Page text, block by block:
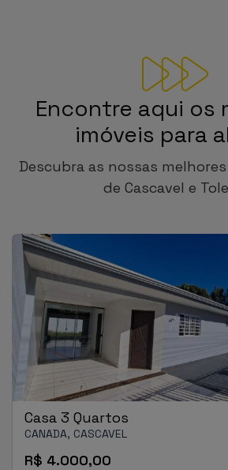
Encontre aqui os
imóveis para
Descubra as nossas
de Cascavel e
Casa 3 Quartos
CANADA, CASCAVEL
R$ 4.000,00